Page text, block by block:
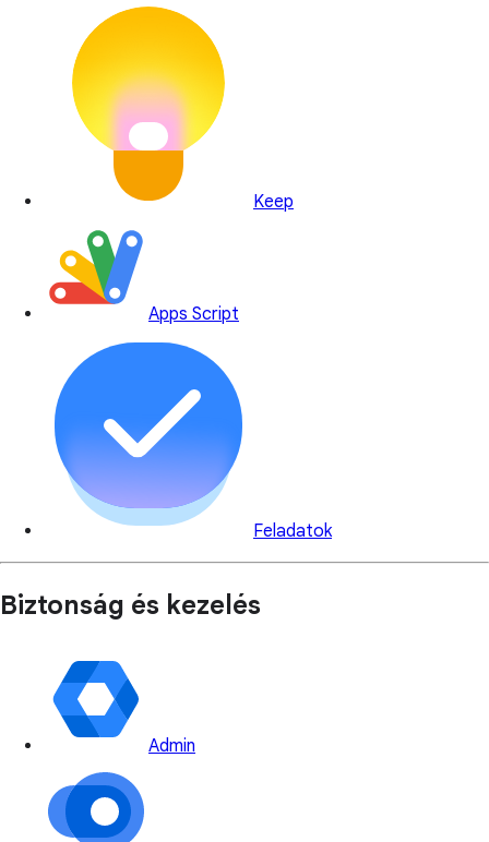
Keep
Apps Script
Feladatok
Biztonság és kezelés
Admin